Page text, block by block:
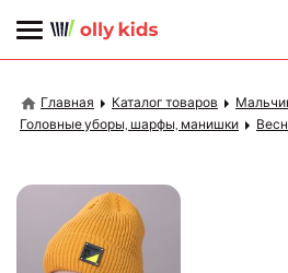
Главная Каталог товаров
Головные уборы, шарфы, манишки